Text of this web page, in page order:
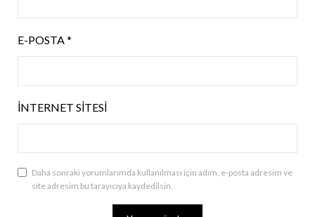
E-POSTA*
İNTERNET SITESI
Daha sonraki yorumlarımda kullanılması için adım, e-posta adresim ve
site adresim bu tarayıcıya kaydedilsin.